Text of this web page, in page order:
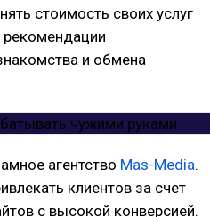
стоимость своих услуг
рекомендации
и обмена
агентство Mas-Media.
клиентов за счет
с высокой конверсией.